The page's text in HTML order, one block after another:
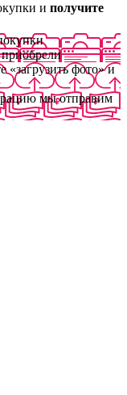
и получите
фото» и
мы отправим